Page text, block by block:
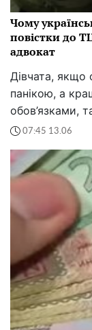
Чому
повістки до
адвокат
Дівчата, якщо
панікою, а
обов’язками,
07:45 13.06